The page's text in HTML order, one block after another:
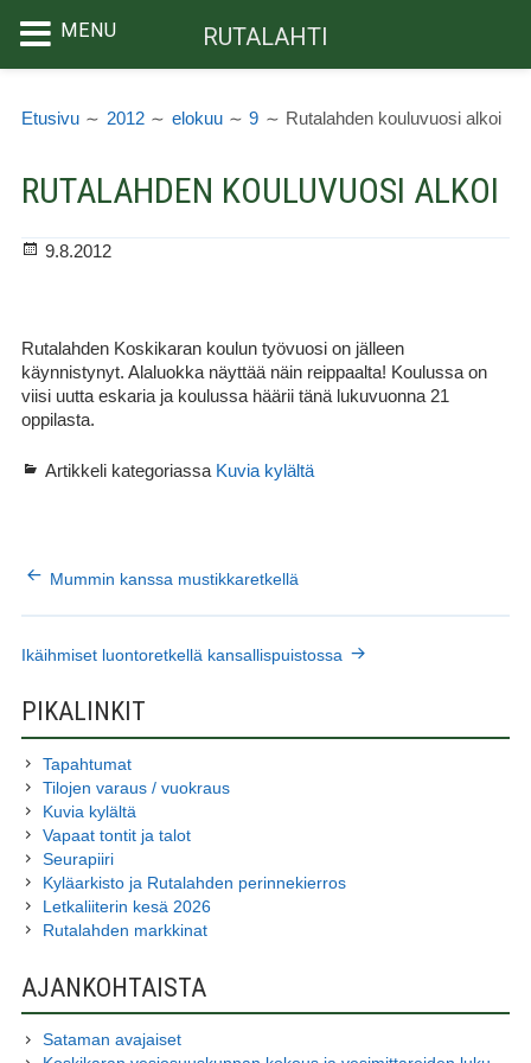
sisältöön
Etusivu 2012 elokuu 9 Rutalahden kouluvuosi alkoi
RUTALAHDEN KOULUVUOSI ALKOI
Julkaistu
9.8.2012
Rutalahden Koskikaran koulun työvuosi on jälleen
käynnistynyt. Alaluokka näyttää näin reippaalta! Koulussa on
viisi uutta eskaria ja koulussa häärii tänä lukuvuonna 21
oppilasta.
Artikkeli kategoriassa Kuvia kylältä
Mummin kanssa mustikkaretkellä
Ikäihmiset luontoretkellä kansallispuistossa
SIVUPALKKI
PIKALINKIT
Tapahtumat
Tilojen varaus / vuokraus
Kuvia kylältä
Vapaat tontit ja talot
Seurapiiri
Kyläarkisto ja Rutalahden perinnekierros
Letkaliiterin kesä 2026
Rutalahden markkinat
AJANKOHTAISTA
Sataman avajaiset
MENU RUTALAHTI